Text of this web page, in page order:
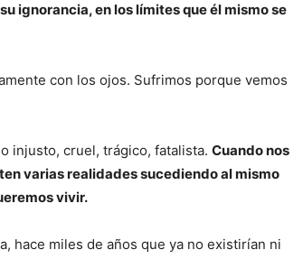
ignorancia, en los límites que él mismo se
con los ojos. Sufrimos porque vemos
injusto, cruel, trágico, fatalista. Cuando nos
varias realidades sucediendo al mismo
vivir.
hace miles de años que ya no existirían ni